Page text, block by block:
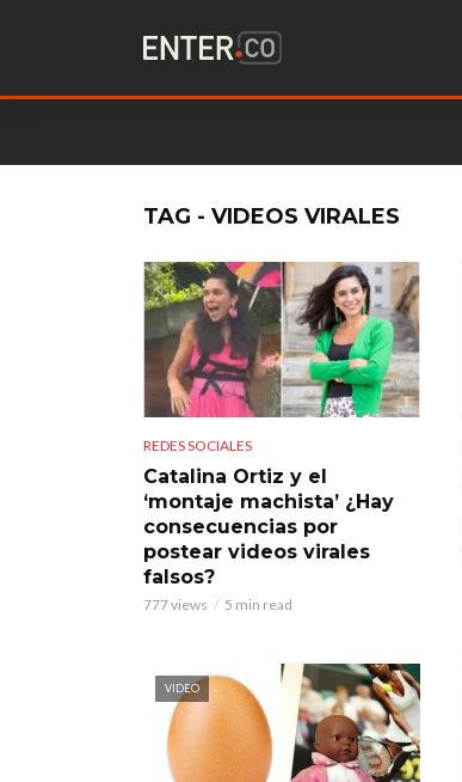
TAG - VIDEOS VIRALES
REDES SOCIALES
Catalina Ortiz y el
‘montaje machista’ ¿Hay
consecuencias por
postear videos virales
falsos?
777 views 5 min read
VIDEO